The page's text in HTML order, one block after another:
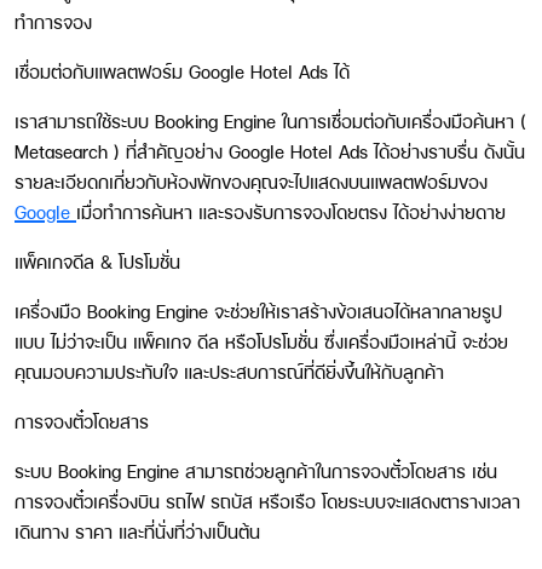
ทำการจอง
เชื่อมต่อกับแพลตฟอร์ม Google Hotel Ads ได้
เราสามารถใช้ระบบ Booking Engine ในการเชื่อมต่อกับเครื่องมือค้นหา (
Metasearch ) ที่สำคัญอย่าง Google Hotel Ads ได้อย่างราบรื่น ดังนั้น
รายละเอียดกเกี่ยวกับห้องพักของคุณจะไปแสดงบนแพลตฟอร์มของ
Google เมื่อทำการค้นหา และรองรับการจองโดยตรง ได้อย่างง่ายดาย
แพ็คเกจดีล & โปรโมชั่น
เครื่องมือ Booking Engine จะช่วยให้เราสร้างข้อเสนอได้หลากลายรูป
แบบ ไม่ว่าจะเป็น แพ็คเกจ ดีล หรือโปรโมชั่น ซื่งเครื่องมือเหล่านี้ จะช่วย
คุณมอบความประทับใจ และประสบการณ์ที่ดียิ่งขึ้นให้กับลูกค้า
การจองตั๋วโดยสาร
ระบบ Booking Engine สามารถช่วยลูกค้าในการจองตั๋วโดยสาร เช่น
การจองตั๋วเครื่องบิน รถไฟ รถบัส หรือเรือ โดยระบบจะแสดงตารางเวลา
เดินทาง ราคา และที่นั่งที่ว่างเป็นต้น